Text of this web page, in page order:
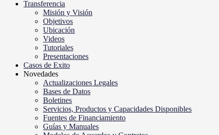
Transferencia
Misión y Visión
Objetivos
Ubicación
Videos
Tutoriales
Presentaciones
Casos de Exito
Novedades
Actualizaciones Legales
Bases de Datos
Boletines
Servicios, Productos y Capacidades Disponibles
Fuentes de Financiamiento
Guías y Manuales